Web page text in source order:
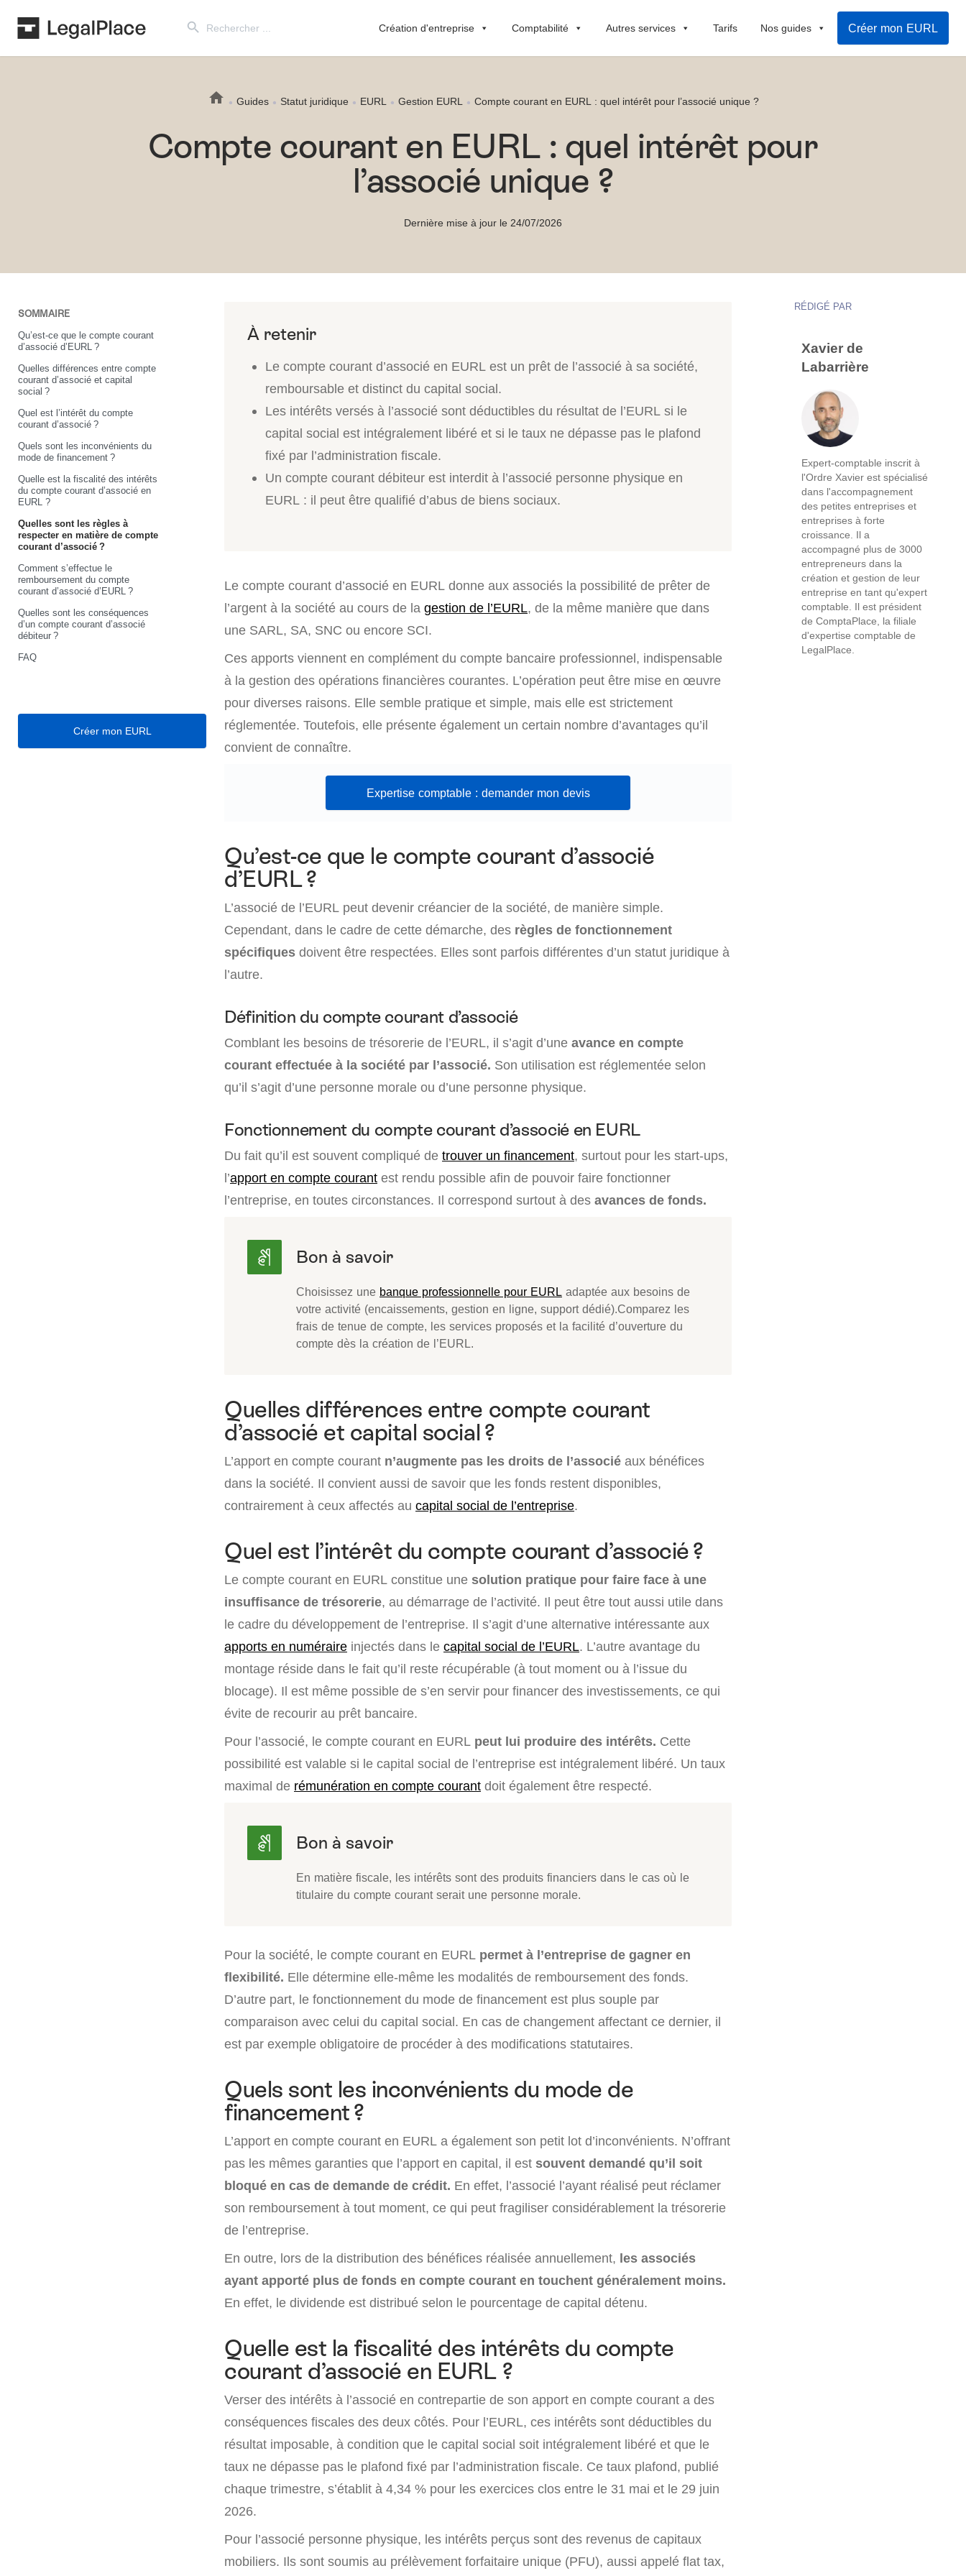
for:
Création d'entreprise Comptabilité Autres services Tarifs Nos guides Créer mon EURL
Guides Statut juridique EURL Gestion EURL Compte courant en EURL : quel intérêt pour l’associé unique ?
Compte courant en EURL : quel intérêt pour
l’associé unique ?
Dernière mise à jour le 24/07/2026
SOMMAIRE
Qu’est-ce que le compte courant
d’associé d’EURL ?
Quelles différences entre compte
courant d’associé et capital
social ?
Quel est l’intérêt du compte
courant d’associé ?
Quels sont les inconvénients du
mode de financement ?
Quelle est la fiscalité des intérêts
du compte courant d’associé en
EURL ?
Quelles sont les règles à
respecter en matière de compte
courant d’associé ?
Comment s’effectue le
remboursement du compte
courant d’associé d’EURL ?
Quelles sont les conséquences
d’un compte courant d’associé
débiteur ?
FAQ
Créer mon EURL
Le compte courant d’associé en EURL est un prêt de l’associé à sa société,
remboursable et distinct du capital social.
Les intérêts versés à l’associé sont déductibles du résultat de l’EURL si le
capital social est intégralement libéré et si le taux ne dépasse pas le plafond
fixé par l’administration fiscale.
Un compte courant débiteur est interdit à l’associé personne physique en
EURL : il peut être qualifié d’abus de biens sociaux.
Le compte courant d’associé en EURL donne aux associés la possibilité de prêter de
l’argent à la société au cours de la gestion de l’EURL, de la même manière que dans
une SARL, SA, SNC ou encore SCI.
Ces apports viennent en complément du compte bancaire professionnel, indispensable
à la gestion des opérations financières courantes. L’opération peut être mise en œuvre
pour diverses raisons. Elle semble pratique et simple, mais elle est strictement
réglementée. Toutefois, elle présente également un certain nombre d’avantages qu’il
convient de connaître.
Expertise comptable : demander mon devis
Qu’est-ce que le compte courant d’associé
d’EURL ?
L’associé de l’EURL peut devenir créancier de la société, de manière simple.
Cependant, dans le cadre de cette démarche, des règles de fonctionnement
spécifiques doivent être respectées. Elles sont parfois différentes d’un statut juridique à
l’autre.
Définition du compte courant d’associé
Comblant les besoins de trésorerie de l’EURL, il s’agit d’une avance en compte
courant effectuée à la société par l’associé. Son utilisation est réglementée selon
qu’il s’agit d’une personne morale ou d’une personne physique.
Fonctionnement du compte courant d’associé en EURL
Du fait qu’il est souvent compliqué de trouver un financement, surtout pour les start-ups,
l’apport en compte courant est rendu possible afin de pouvoir faire fonctionner
l’entreprise, en toutes circonstances. Il correspond surtout à des avances de fonds.
Choisissez une banque professionnelle pour EURL adaptée aux besoins de
votre activité (encaissements, gestion en ligne, support dédié).Comparez les
frais de tenue de compte, les services proposés et la facilité d’ouverture du
compte dès la création de l’EURL.
Quelles différences entre compte courant
d’associé et capital social ?
L’apport en compte courant n’augmente pas les droits de l’associé aux bénéfices
dans la société. Il convient aussi de savoir que les fonds restent disponibles,
contrairement à ceux affectés au capital social de l’entreprise.
Quel est l’intérêt du compte courant d’associé ?
Le compte courant en EURL constitue une solution pratique pour faire face à une
insuffisance de trésorerie, au démarrage de l’activité. Il peut être tout aussi utile dans
le cadre du développement de l’entreprise. Il s’agit d’une alternative intéressante aux
apports en numéraire injectés dans le capital social de l’EURL. L’autre avantage du
montage réside dans le fait qu’il reste récupérable (à tout moment ou à l’issue du
blocage). Il est même possible de s’en servir pour financer des investissements, ce qui
évite de recourir au prêt bancaire.
Pour l’associé, le compte courant en EURL peut lui produire des intérêts. Cette
possibilité est valable si le capital social de l’entreprise est intégralement libéré. Un taux
maximal de rémunération en compte courant doit également être respecté.
En matière fiscale, les intérêts sont des produits financiers dans le cas où le
titulaire du compte courant serait une personne morale.
Pour la société, le compte courant en EURL permet à l’entreprise de gagner en
flexibilité. Elle détermine elle-même les modalités de remboursement des fonds.
D’autre part, le fonctionnement du mode de financement est plus souple par
comparaison avec celui du capital social. En cas de changement affectant ce dernier, il
est par exemple obligatoire de procéder à des modifications statutaires.
Quels sont les inconvénients du mode de
financement ?
L’apport en compte courant en EURL a également son petit lot d’inconvénients. N’offrant
pas les mêmes garanties que l’apport en capital, il est souvent demandé qu’il soit
bloqué en cas de demande de crédit. En effet, l’associé l’ayant réalisé peut réclamer
son remboursement à tout moment, ce qui peut fragiliser considérablement la trésorerie
de l’entreprise.
En outre, lors de la distribution des bénéfices réalisée annuellement, les associés
ayant apporté plus de fonds en compte courant en touchent généralement moins.
En effet, le dividende est distribué selon le pourcentage de capital détenu.
Quelle est la fiscalité des intérêts du compte
courant d’associé en EURL ?
Verser des intérêts à l’associé en contrepartie de son apport en compte courant a des
conséquences fiscales des deux côtés. Pour l’EURL, ces intérêts sont déductibles du
résultat imposable, à condition que le capital social soit intégralement libéré et que le
taux ne dépasse pas le plafond fixé par l’administration fiscale. Ce taux plafond, publié
chaque trimestre, s’établit à 4,34 % pour les exercices clos entre le 31 mai et le 29 juin
2026.
Pour l’associé personne physique, les intérêts perçus sont des revenus de capitaux
mobiliers. Ils sont soumis au prélèvement forfaitaire unique (PFU), aussi appelé flat tax,
RÉDIGÉ PAR
Xavier de
Labarrière
Expert-comptable inscrit à
l'Ordre Xavier est spécialisé
dans l'accompagnement
des petites entreprises et
entreprises à forte
croissance. Il a
accompagné plus de 3000
entrepreneurs dans la
création et gestion de leur
entreprise en tant qu'expert
comptable. Il est président
de ComptaPlace, la filiale
d'expertise comptable de
LegalPlace.